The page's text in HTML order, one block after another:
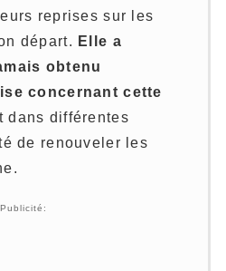
reprises sur les
départ. Elle a
obtenu
concernant cette
dans différentes
de renouveler les
Publicité: